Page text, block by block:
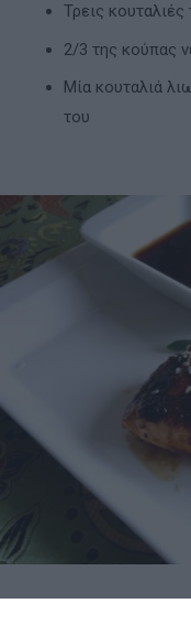
Τρεις
2/3 της κούπας
Μία κουταλιά
του